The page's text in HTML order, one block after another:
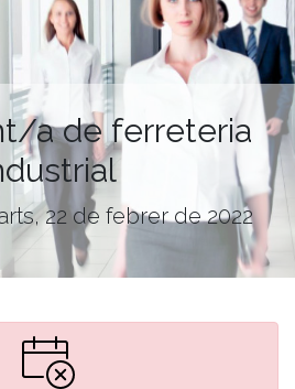
a de ferreteria
22 de febrer de 2022